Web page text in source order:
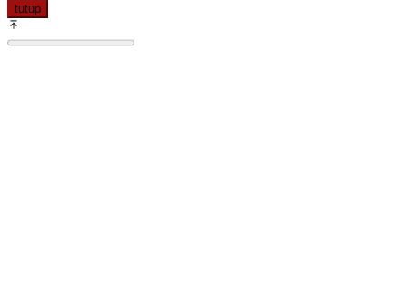
tutup